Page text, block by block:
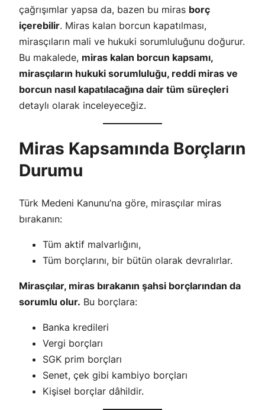
çağrışımlar yapsa da, bazen bu miras borç
içerebilir. Miras kalan borcun kapatılması,
mirasçıların mali ve hukuki sorumluluğunu doğurur.
Bu makalede, miras kalan borcun kapsamı,
mirasçıların hukuki sorumluluğu, reddi miras ve
borcun nasıl kapatılacağına dair tüm süreçleri
detaylı olarak inceleyeceğiz.
Miras Kapsamında Borçların
Durumu
Türk Medeni Kanunu’na göre, mirasçılar miras
bırakanın:
Tüm aktif malvarlığını,
Tüm borçlarını, bir bütün olarak devralırlar.
Mirasçılar, miras bırakanın şahsi borçlarından da
sorumlu olur. Bu borçlara:
Banka kredileri
Vergi borçları
SGK prim borçları
Senet, çek gibi kambiyo borçları
Kişisel borçlar dâhildir.